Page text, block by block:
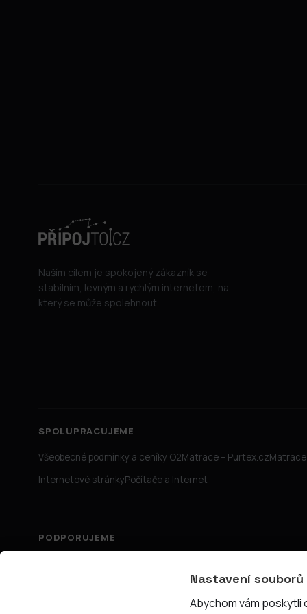
Naším cílem je spokojený zákazník se
stabilním, levným a rychlým internetem, na
který se může spolehnout.
SPOLUPRACUJEME
Všeobecné podmínky a ceníky O2Matrace – Purtex.cz
Internetové stránkyPočítače a Internet
PODPORUJEME
© 2026 PřipojTo.cz — KUBE Units s.r.o., IČ 06731465
Nastavení
Abychom vám poskytli